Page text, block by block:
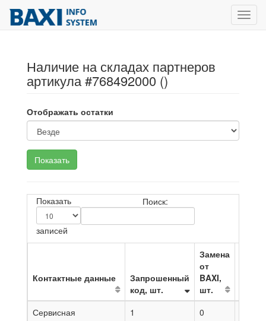
Наличие на складах партнеров
артикула #768492000 ()
Отображать остатки
Показать
записей
Поиск:
Контактные данные
Запрошенный
код, шт.
Замена
от
BAXI,
шт.
Сервисная
1 0